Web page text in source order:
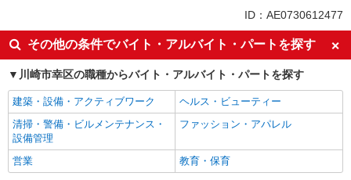
入社日応相談
未経験歓迎
経験者・有資格者歓迎
新卒・第二新卒歓迎
女性活躍中
主婦・主夫歓迎
フリーター歓迎
学歴不問
ブランクOK
ミドル（40代～）活躍中
エルダー（50代～）活躍中
シニア（60代～）活躍中
高収入・高額
ボーナス・賞与あり
ID：AE0730612477
その他の条件でバイト・アルバイト・パートを探す
川崎市幸区の職種からバイト・アルバイト・パートを探す
建築・設備・アクティブワーク
ヘルス・ビューティー
清掃・警備・ビルメンテナンス・
設備管理
ファッション・アパレル
営業 教育・保育